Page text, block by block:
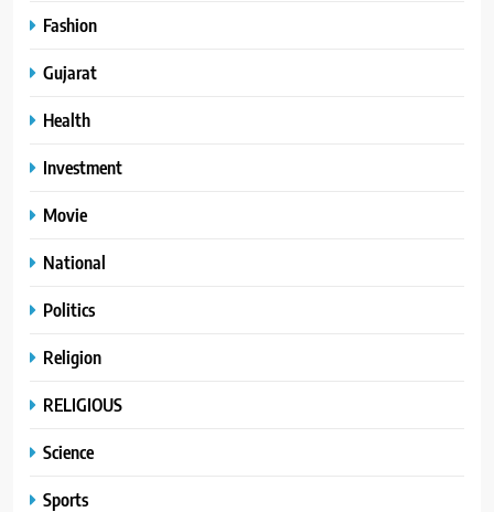
Fashion
Gujarat
Health
Investment
Movie
National
Politics
Religion
RELIGIOUS
Science
Sports